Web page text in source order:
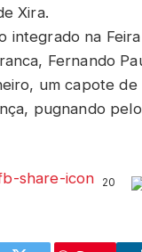
Xira.
na
Fernando
um capote
pugnando
20